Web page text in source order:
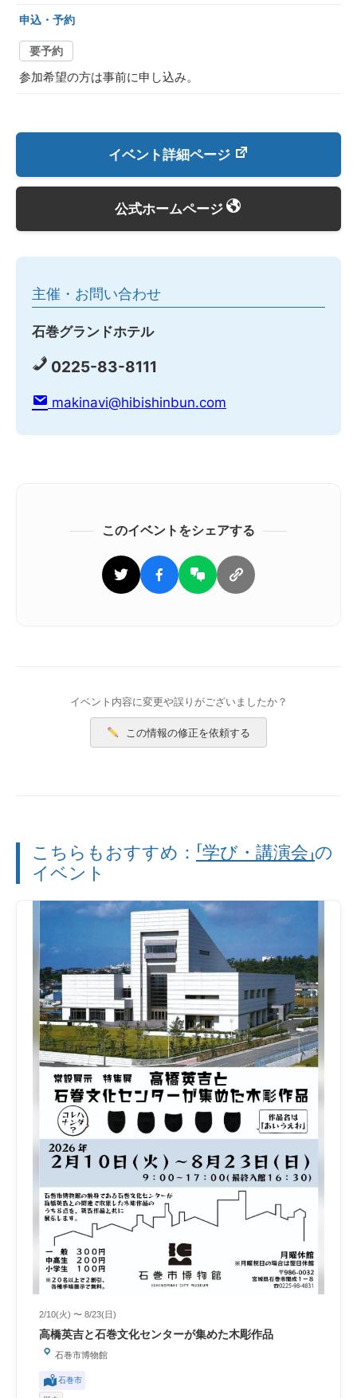
申込・予約
要予約
参加希望の方は事前に申し込み。
イベント詳細ページ
公式ホームページ
主催・お問い合わせ
石巻グランドホテル
0225-83-8111
makinavi@hibishinbun.com
このイベントをシェアする
イベント内容に変更や誤りがございましたか？
この情報の修正を依頼する
こちらもおすすめ： 「学び・講演会」の
イベント
2/10(火) 〜 8/23(日)
高橋英吉と石巻文化センターが集めた木彫作品
石巻市博物館
石巻市